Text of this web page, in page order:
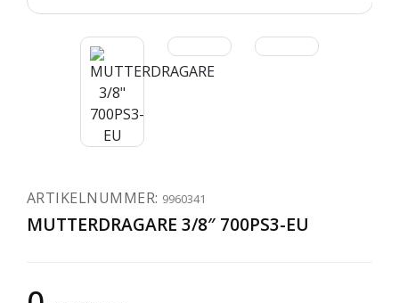
ARTIKELNUMMER: 9960341
MUTTERDRAGARE 3/8″ 700PS3-EU